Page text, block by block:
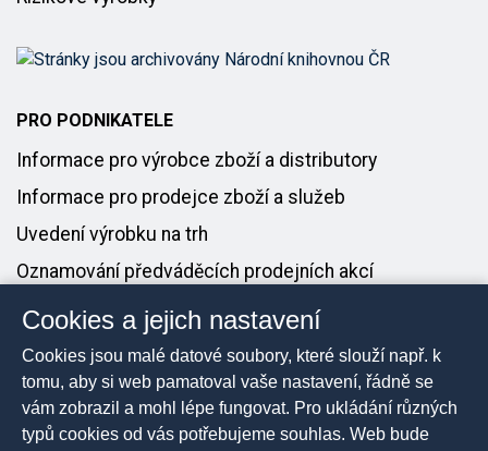
PRO PODNIKATELE
Informace pro výrobce zboží a distributory
Informace pro prodejce zboží a služeb
Uvedení výrobku na trh
Oznamování předváděcích prodejních akcí
PRO MÉDIA
Tiskové zprávy
Kontakt pro média
Cookies a jejich nastavení
Cookies jsou malé datové soubory, které slouží např. k
tomu, aby si web pamatoval vaše nastavení, řádně se
vám zobrazil a mohl lépe fungovat. Pro ukládání různých
typů cookies od vás potřebujeme souhlas. Web bude